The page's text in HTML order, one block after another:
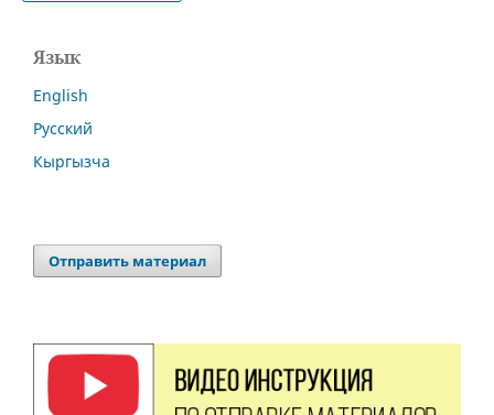
Язык
English
Русский
Кыргызча
Отправить материал